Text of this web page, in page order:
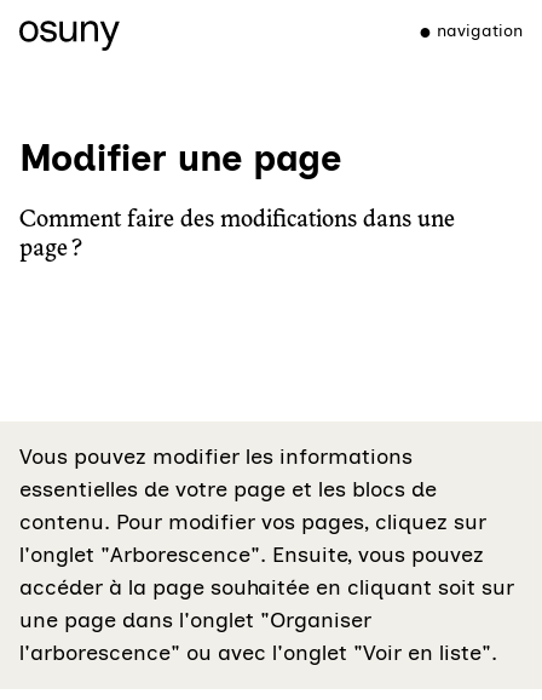
navigation
Modifier une page
Comment faire des modifications dans une
page ?
Vous pouvez modifier les informations
essentielles de votre page et les blocs de
contenu. Pour modifier vos pages, cliquez sur
l'onglet "Arborescence". Ensuite, vous pouvez
accéder à la page souhaitée en cliquant soit sur
une page dans l'onglet "Organiser
l'arborescence" ou avec l'onglet "Voir en liste".